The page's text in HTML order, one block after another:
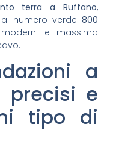
terra a Ruffano,
numero verde 800
e massima
a
precisi e
tipo di